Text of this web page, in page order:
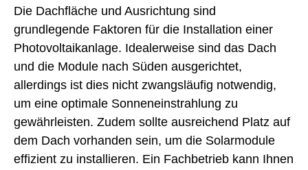
Die Dachfläche und Ausrichtung sind
grundlegende Faktoren für die Installation einer
Photovoltaikanlage. Idealerweise sind das Dach
und die Module nach Süden ausgerichtet,
allerdings ist dies nicht zwangsläufig notwendig,
um eine optimale Sonneneinstrahlung zu
gewährleisten. Zudem sollte ausreichend Platz auf
dem Dach vorhanden sein, um die Solarmodule
effizient zu installieren. Ein Fachbetrieb kann Ihnen